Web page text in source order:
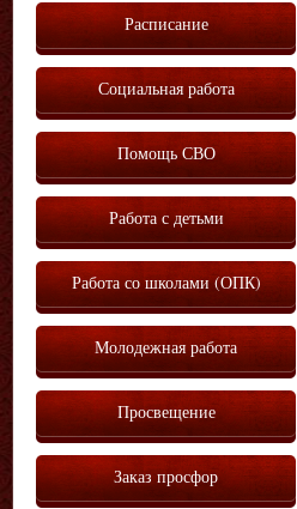
Расписание
Социальная работа
Помощь СВО
Работа с детьми
Работа со школами (ОПК)
Молодежная работа
Просвещение
Заказ просфор